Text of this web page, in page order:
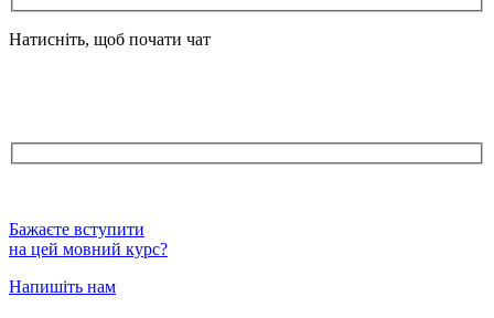
Натисніть, щоб почати чат
Бажаєте вступити
на цей мовний курс?
Напишіть нам